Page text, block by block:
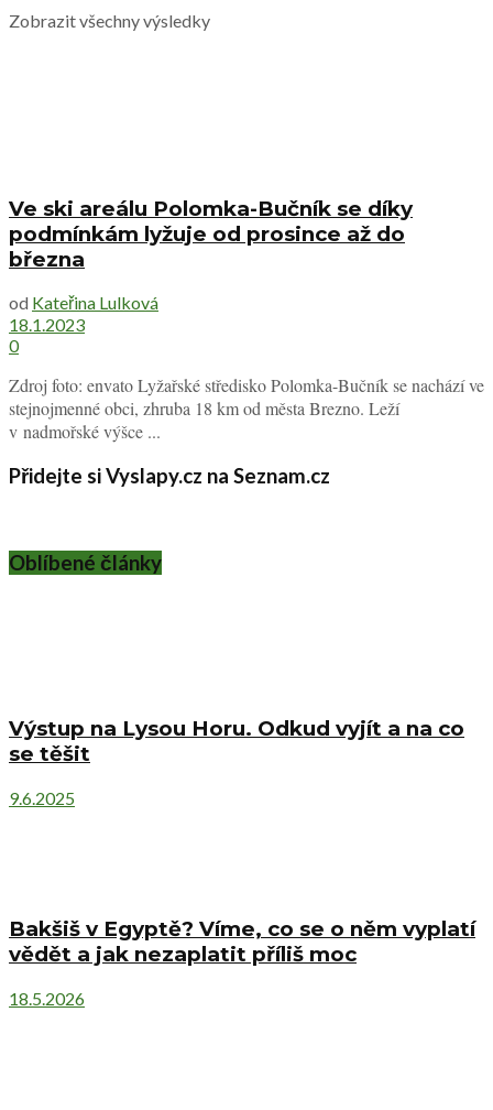
Zobrazit všechny výsledky
Ve ski areálu Polomka-Bučník se díky
podmínkám lyžuje od prosince až do
března
od Kateřina Lulková
18.1.2023
0
Zdroj foto: envato Lyžařské středisko Polomka-Bučník se nachází ve
stejnojmenné obci, zhruba 18 km od města Brezno. Leží
v nadmořské výšce ...
Přidejte si Vyslapy.cz na Seznam.cz
Oblíbené články
Výstup na Lysou Horu. Odkud vyjít a na co
se těšit
9.6.2025
Bakšiš v Egyptě? Víme, co se o něm vyplatí
vědět a jak nezaplatit příliš moc
18.5.2026